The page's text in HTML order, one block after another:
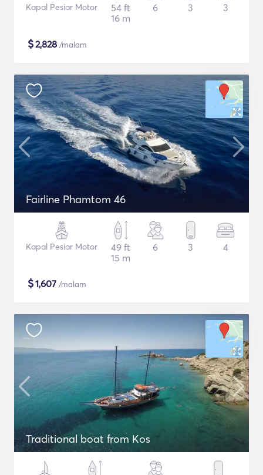
Kapal Pesiar Motor
54 ft
16 m
6 3 3
$2,828 /malam
Fairline Phamtom 46
Kapal Pesiar Motor
49 ft
15 m
6 3 4
$1,607 /malam
Traditional boat from Kos